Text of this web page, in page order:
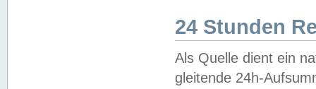
24 Stunden
Als Quelle dient ein
gleitende 24h-